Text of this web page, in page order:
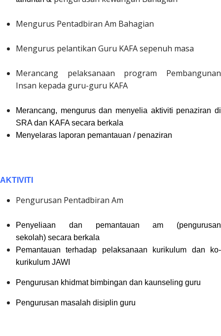
Mengurus Pentadbiran Am Bahagian
Mengurus pelantikan Guru KAFA sepenuh masa
Merancang pelaksanaan program Pembangunan
Insan kepada guru-guru KAFA
Merancang, mengurus dan menyelia aktiviti penaziran di
SRA dan KAFA secara berkala
Menyelaras laporan pemantauan / penaziran
AKTIVITI
Pengurusan Pentadbiran Am
Penyeliaan dan pemantauan am (pengurusan
sekolah) secara berkala
Pemantauan terhadap pelaksanaan kurikulum dan ko-
kurikulum JAWI
Pengurusan khidmat bimbingan dan kaunseling guru
Pengurusan masalah disiplin guru